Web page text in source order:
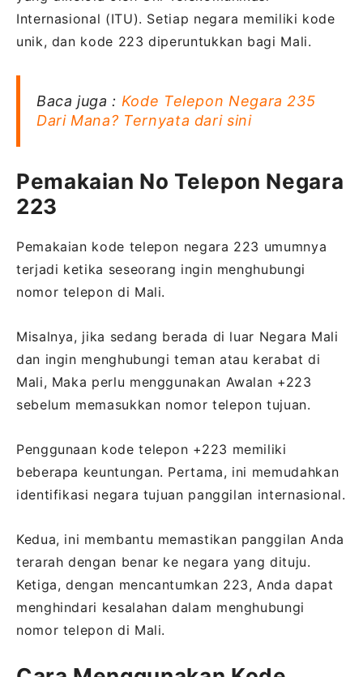
Internasional (ITU). Setiap negara memiliki kode
unik, dan kode 223 diperuntukkan bagi Mali.
Baca juga : Kode Telepon Negara 235
Dari Mana? Ternyata dari sini
Pemakaian No Telepon Negara
223
Pemakaian kode telepon negara 223 umumnya
terjadi ketika seseorang ingin menghubungi
nomor telepon di Mali.
Misalnya, jika sedang berada di luar Negara Mali
dan ingin menghubungi teman atau kerabat di
Mali, Maka perlu menggunakan Awalan +223
sebelum memasukkan nomor telepon tujuan.
Penggunaan kode telepon +223 memiliki
beberapa keuntungan. Pertama, ini memudahkan
identifikasi negara tujuan panggilan internasional.
Kedua, ini membantu memastikan panggilan Anda
terarah dengan benar ke negara yang dituju.
Ketiga, dengan mencantumkan 223, Anda dapat
menghindari kesalahan dalam menghubungi
nomor telepon di Mali.